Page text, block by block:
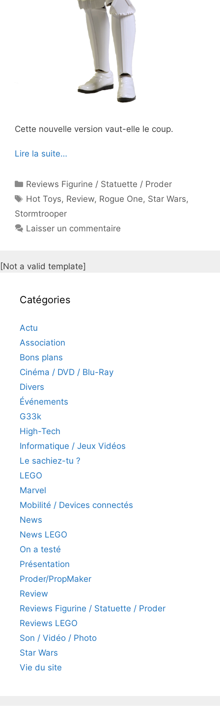
Cette nouvelle version vaut-elle le coup.
Lire la suite…
Catégories
Reviews Figurine / Statuette / Proder
Étiquettes
Hot Toys, Review, Rogue One, Star Wars,
Stormtrooper
Laisser un commentaire
[Not a valid template]
Catégories
Actu
Association
Bons plans
Cinéma / DVD / Blu-Ray
Divers
Événements
G33k
High-Tech
Informatique / Jeux Vidéos
Le sachiez-tu ?
LEGO
Marvel
Mobilité / Devices connectés
News
News LEGO
On a testé
Présentation
Proder/PropMaker
Review
Reviews Figurine / Statuette / Proder
Reviews LEGO
Son / Vidéo / Photo
Star Wars
Vie du site